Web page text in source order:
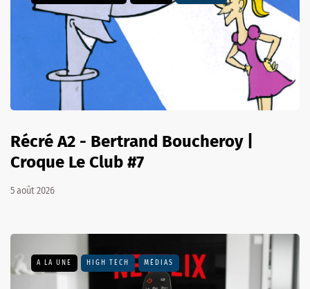
Récré A2 - Bertrand Boucheroy |
Croque Le Club #7
5 août 2026
A LA UNE HIGH TECH MÉDIAS